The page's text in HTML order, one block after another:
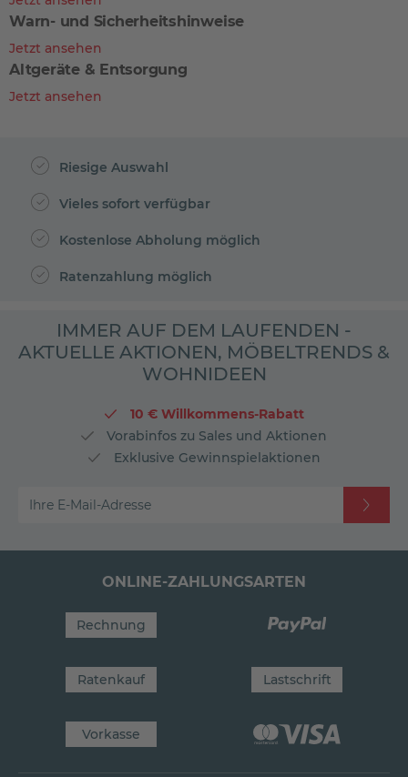
Warn- und Sicherheitshinweise
Jetzt ansehen
Altgeräte & Entsorgung
Jetzt ansehen
Riesige Auswahl
Vieles sofort verfügbar
Kostenlose Abholung möglich
Ratenzahlung möglich
IMMER AUF DEM LAUFENDEN -
AKTUELLE AKTIONEN, MÖBELTRENDS &
WOHNIDEEN
10 € Willkommens-Rabatt
Vorabinfos zu Sales und Aktionen
Exklusive Gewinnspielaktionen
Ihre E-Mail-Adresse
ONLINE-ZAHLUNGSARTEN
Rechnung
Ratenkauf Lastschrift
Vorkasse